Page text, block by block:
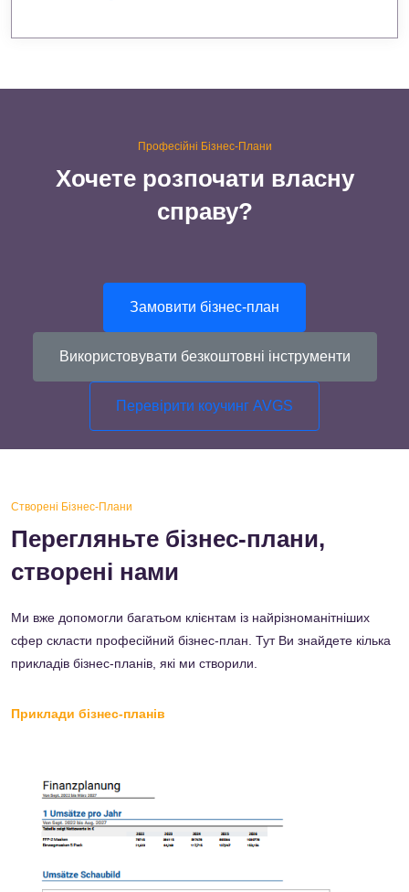
Професійні Бізнес-Плани
Хочете розпочати власну
справу?
Замовити бізнес-план
Використовувати безкоштовні інструменти
Перевірити коучинг AVGS
Створені Бізнес-Плани
Перегляньте бізнес-плани,
створені нами
Ми вже допомогли багатьом клієнтам із найрізноманітніших
сфер скласти професійний бізнес-план. Тут Ви знайдете кілька
прикладів бізнес-планів, які ми створили.
Приклади бізнес-планів